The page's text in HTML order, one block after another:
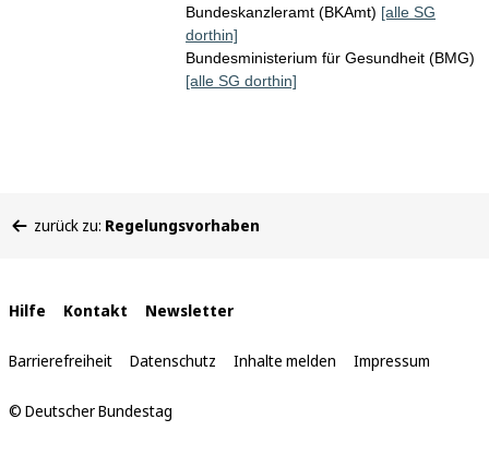
Bundeskanzleramt (BKAmt) [alle SG
dorthin]
Bundesministerium für Gesundheit (BMG)
[alle SG dorthin]
befinden
zurück zu: Regelungsvorhaben
Interne
Links
Hilfe Kontakt Newsletter
Barrierefreiheit Datenschutz Inhalte melden Impressum
© Deutscher Bundestag